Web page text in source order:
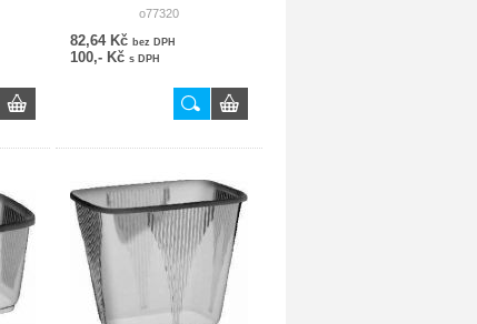
o77320
82,64 Kč bez DPH
100,- Kč s DPH